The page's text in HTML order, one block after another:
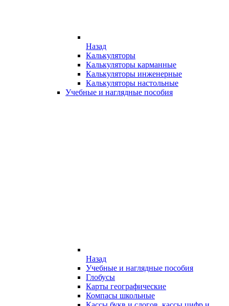
Назад
Калькуляторы
Калькуляторы карманные
Калькуляторы инженерные
Калькуляторы настольные
Учебные и наглядные пособия
Назад
Учебные и наглядные пособия
Глобусы
Карты географические
Компасы школьные